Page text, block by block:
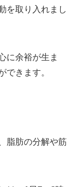
を取り入れまし
に余裕が生ま
できます。
脂肪の分解や筋